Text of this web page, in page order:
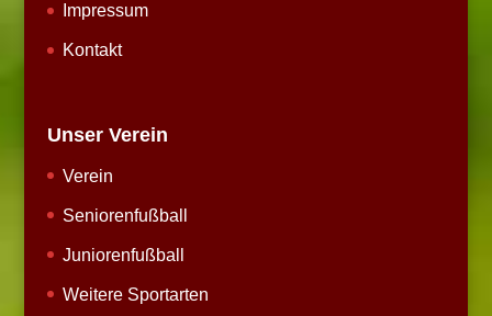
Impressum
Kontakt
Unser Verein
Verein
Seniorenfußball
Juniorenfußball
Weitere Sportarten